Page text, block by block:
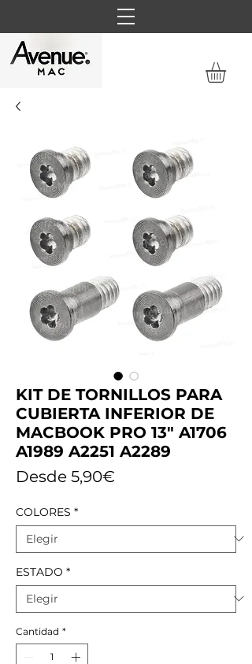
KIT DE TORNILLOS PARA
CUBIERTA INFERIOR DE
MACBOOK PRO 13" A1706
A1989 A2251 A2289
Desde 5,90€
COLORES *
ESTADO *
Cantidad *